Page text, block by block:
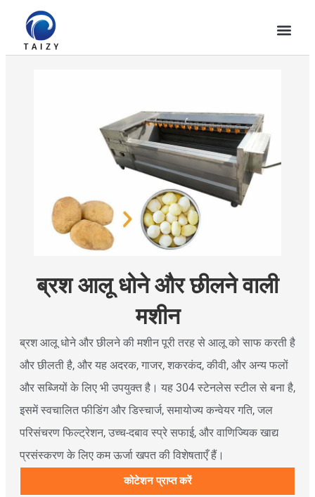
ब्रश आलू धोने और छीलने वाली
मशीन
ब्रश आलू धोने और छीलने की मशीन पूरी तरह से आलू को साफ करती है
और छीलती है, और यह अदरक, गाजर, शकरकंद, कीवी, और अन्य फलों
और सब्जियों के लिए भी उपयुक्त है। यह 304 स्टेनलेस स्टील से बना है,
इसमें स्वचालित फीडिंग और डिस्चार्ज, समायोज्य कन्वेयर गति, जल
परिसंचरण फिल्ट्रेशन, उच्च-दबाव स्प्रे सफाई, और वाणिज्यिक खाद्य
प्रसंस्करण के लिए कम ऊर्जा खपत की विशेषताएँ हैं।
कोटेशन प्राप्त करें